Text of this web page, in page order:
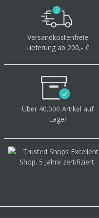
Versandkostenfreie
Lieferung ab 200,- €
Über 40.000 Artikel auf
Lager